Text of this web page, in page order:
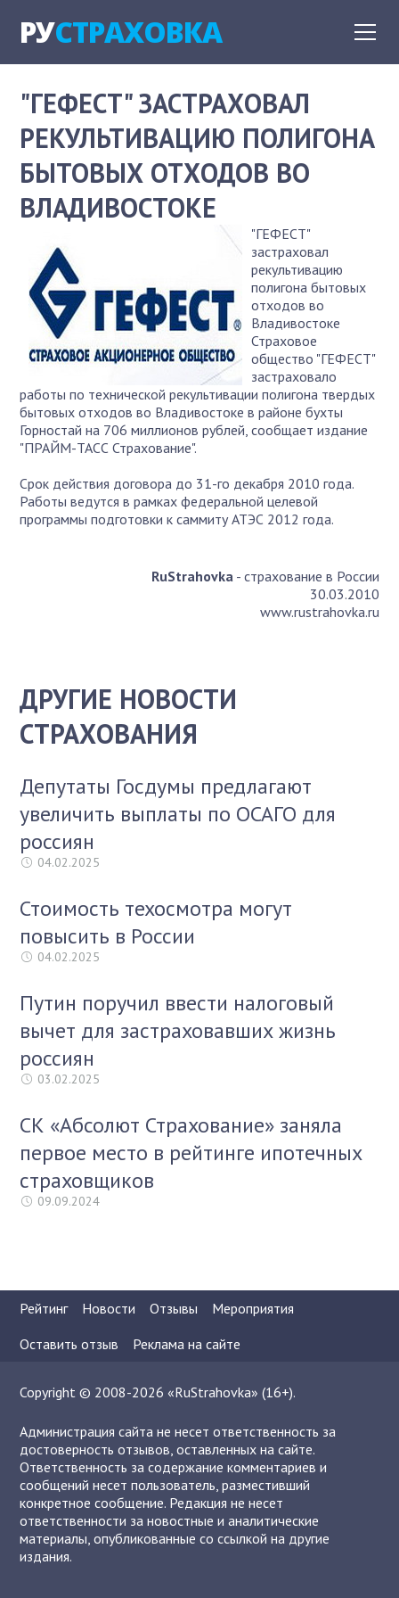
РУСТРАХОВКА
"ГЕФЕСТ" ЗАСТРАХОВАЛ
РЕКУЛЬТИВАЦИЮ ПОЛИГОНА
БЫТОВЫХ ОТХОДОВ ВО
ВЛАДИВОСТОКЕ
"ГЕФЕСТ"
застраховал
рекультивацию
полигона бытовых
отходов во
Владивостоке
Страховое
общество "ГЕФЕСТ"
застраховало
работы по технической рекультивации полигона твердых
бытовых отходов во Владивостоке в районе бухты
Горностай на 706 миллионов рублей, сообщает издание
"ПРАЙМ-ТАСС Страхование".
Срок действия договора до 31-го декабря 2010 года.
Работы ведутся в рамках федеральной целевой
программы подготовки к саммиту АТЭС 2012 года.
RuStrahovka- страхование в России
30.03.2010
www.rustrahovka.ru
ДРУГИЕ НОВОСТИ
СТРАХОВАНИЯ
Депутаты Госдумы предлагают
увеличить выплаты по ОСАГО для
россиян
04.02.2025
Стоимость техосмотра могут
повысить в России
04.02.2025
Путин поручил ввести налоговый
вычет для застраховавших жизнь
россиян
03.02.2025
СК «Абсолют Страхование» заняла
первое место в рейтинге ипотечных
страховщиков
09.09.2024
Рейтинг Новости Отзывы
Мероприятия
Оставить отзыв
Реклама на сайте
Copyright © 2008-2026 «RuStrahovka» (16+).
Администрация сайта не несет ответственность за
достоверность отзывов, оставленных на сайте.
Ответственность за содержание комментариев и
сообщений несет пользователь, разместивший
конкретное сообщение. Редакция не несет
ответственности за новостные и аналитические
материалы, опубликованные со ссылкой на другие
издания.